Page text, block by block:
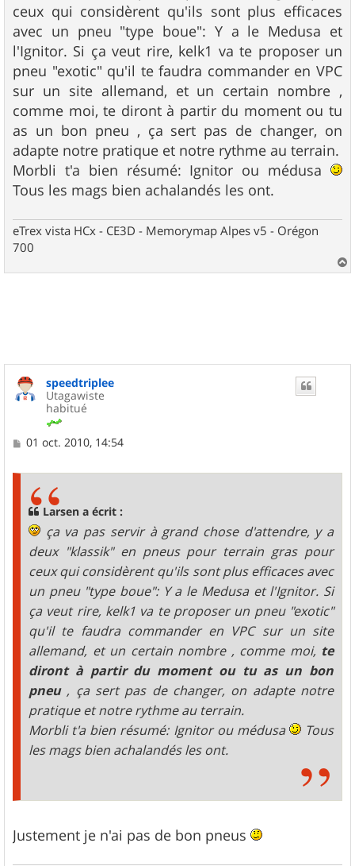
g
e
ceux qui considèrent qu'ils sont plus efficaces
avec un pneu "type boue": Y a le Medusa et
l'Ignitor. Si ça veut rire, kelk1 va te proposer un
pneu "exotic" qu'il te faudra commander en VPC
sur un site allemand, et un certain nombre ,
comme moi, te diront à partir du moment ou tu
as un bon pneu , ça sert pas de changer, on
adapte notre pratique et notre rythme au terrain.
Morbli t'a bien résumé: Ignitor ou médusa
Tous les mags bien achalandés les ont.
eTrex vista HCx - CE3D - Memorymap Alpes v5 - Orégon
700
a
speedtriplee
Utagawiste
habitué
M
01 oct. 2010, 14:54
Larsen a écrit :
ça va pas servir à grand chose d'attendre, y a
deux "klassik" en pneus pour terrain gras pour
ceux qui considèrent qu'ils sont plus efficaces avec
un pneu "type boue": Y a le Medusa et l'Ignitor. Si
ça veut rire, kelk1 va te proposer un pneu "exotic"
qu'il te faudra commander en VPC sur un site
allemand, et un certain nombre , comme moi, te
diront à partir du moment ou tu as un bon
pneu, ça sert pas de changer, on adapte notre
pratique et notre rythme au terrain.
Morbli t'a bien résumé: Ignitor ou médusa
Tous
les mags bien achalandés les ont.
Justement je n'ai pas de bon pneus